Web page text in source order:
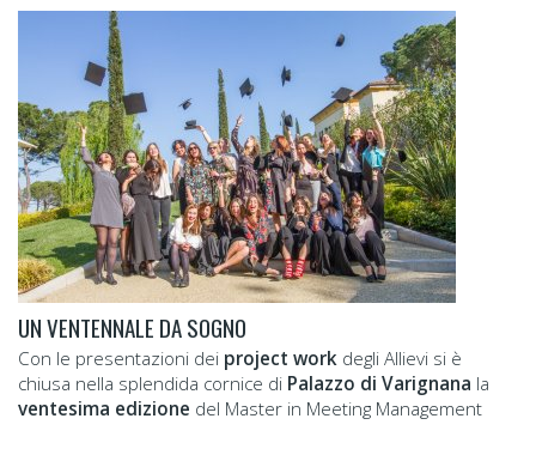
UN VENTENNALE DA SOGNO
Con le presentazioni dei project work degli Allievi si è
chiusa nella splendida cornice di Palazzo di Varignana la
ventesima edizione del Master in Meeting Management